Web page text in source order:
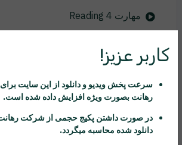
مهارت Reading 4
پرکردن جاهای خالی
در مورد وسائل خانه
کاربر عزیز!
سرعت پخش ویدیو و دانلود از این سایت
رهانت بصورت ویژه افزایش داده شده است.
در صورت داشتن پکیج حجمی از شرکت
دانلود شده محاسبه میگردد.